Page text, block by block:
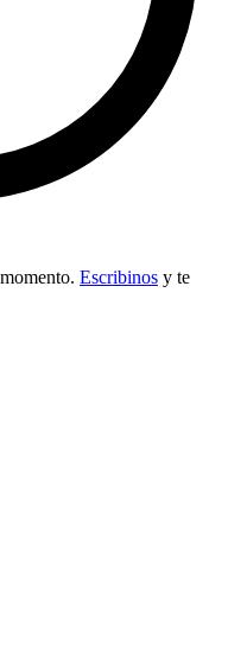
Escribinos y te